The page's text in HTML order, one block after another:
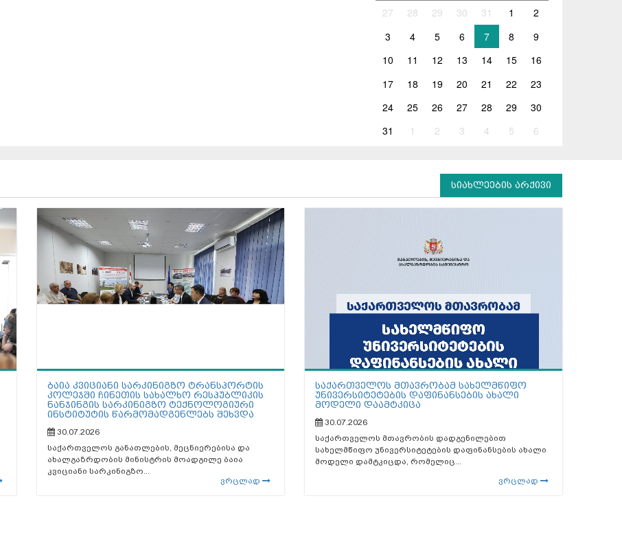
27 28 29 30 31 1
2
3
4 5 6 7 8
9
10
11 12 13 14 15
16
17
18 19 20 21 22
23
24
25 26 27 28 29
30
31
1 2 3 4 5 6
სიახლეების არქივი
ბაია კვიციანი სარკინიგზო ტრანსპორტის
კოლეჯში ჩინეთის სახალხო რესპუბლიკის
ნანჯინგის სარკინიგზო ტექნოლოგიური
ინსტიტუტის წარმომადგენლებს შეხვდა
30.07.2026
საქართველოს განათლების, მეცნიერებისა და
ახალგაზრდობის მინისტრის მოადგილე ბაია
კვიციანი სარკინიგზო...
ვრცლად
საქართველოს მთავრობამ სახელმწიფო
უნივერსიტეტების დაფინანსების ახალი
მოდელი დაამტკიცა
30.07.2026
საქართველოს მთავრობის დადგენილებით
სახელმწიფო უნივერსიტეტების დაფინანსების ახალი
მოდელი დამტკიცდა, რომელიც...
ვრცლად